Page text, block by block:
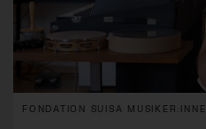
FONDATION SUISA